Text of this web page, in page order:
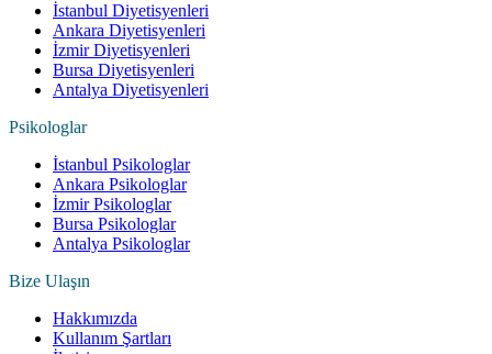
İstanbul Diyetisyenleri
Ankara Diyetisyenleri
İzmir Diyetisyenleri
Bursa Diyetisyenleri
Antalya Diyetisyenleri
Psikologlar
İstanbul Psikologlar
Ankara Psikologlar
İzmir Psikologlar
Bursa Psikologlar
Antalya Psikologlar
Bize Ulaşın
Hakkımızda
Kullanım Şartları